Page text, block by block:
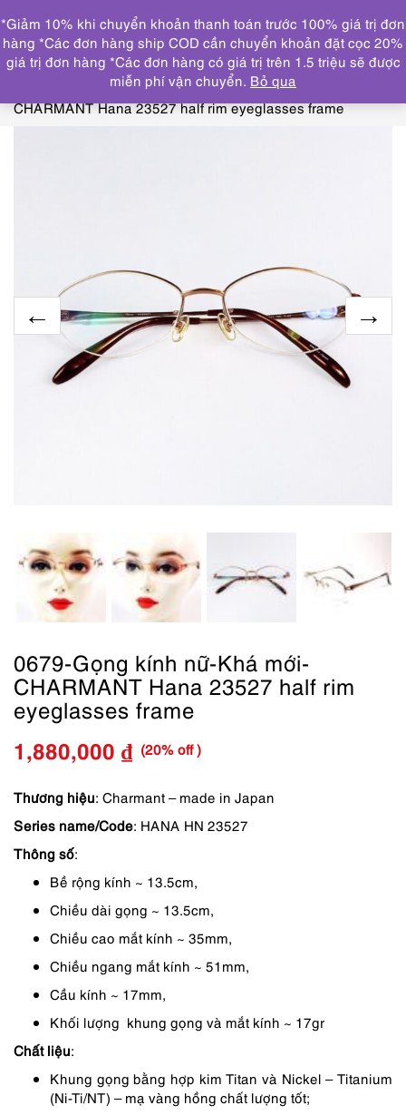
DANH MỤC
Trang chủ
THƯƠNG HIỆU NỔI
CHARMANT
0679-Gọng kính nữ-Khá mới-
CHARMANT Hana 23527 half rim eyeglasses frame
0679-Gọng kính nữ-Khá mới-
CHARMANT Hana 23527 half rim
eyeglasses frame
Giá
gốc
là:
1,880,000 ₫
Giá
hiện
tại
1,880,000 ₫.
(20% off )
Thương hiệu: Charmant – made in Japan
Series name/Code: HANA HN 23527
Thông số:
Bề rộng kính ~ 13.5cm,
Chiều dài gọng ~ 13.5cm,
Chiều cao mắt kính ~ 35mm,
Chiều ngang mắt kính ~ 51mm,
Cầu kính ~ 17mm,
Khối lượng khung gọng và mắt kính ~ 17gr
Chất liệu:
Khung gọng bằng hợp kim Titan và Nickel – Titanium
(Ni-Ti/NT) – mạ vàng hồng chất lượng tốt;
*Giảm 10% khi chuyển khoản thanh toán trước 100% giá trị đơn
hàng *Các đơn hàng ship COD cần chuyển khoản đặt cọc 20%
giá trị đơn hàng *Các đơn hàng có giá trị trên 1.5 triệu sẽ được
miễn phí vận chuyển. Bỏ qua